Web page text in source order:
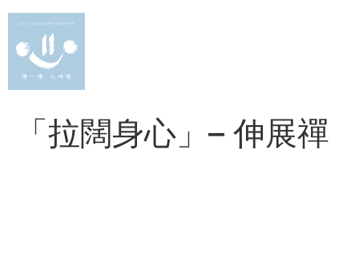
Skip
content
「拉闊身心」– 伸展禪